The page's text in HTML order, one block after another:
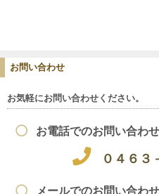
お問い合わせ
お気軽にお問い合わせください。
お電話でのお問い合わ
０４６３
メールでのお問い合わ